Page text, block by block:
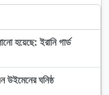
হয়েছে: ইরানি গার্ড
উইমেনের ঘনিষ্ঠ